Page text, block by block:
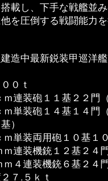
載し、下手な戦艦並
を圧倒する戦闘能力
造中最新鋭装甲巡洋
０ｔ
ｍ連装砲１１基２２門
装砲１４基１４門
）
装両用砲１０基１
装機銃１２基２４
連装機銃６基２４
.５ｋｔ